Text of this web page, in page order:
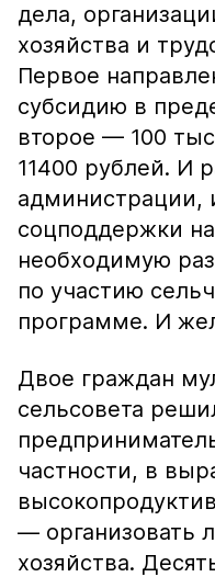
дела,
хозяйства и
Первое
субсидию в
второе — 100
11400 рублей. И
администрации,
соцподдержки
необходимую
по участию
программе. И
Двое граждан
сельсовета
частности, в
— организовать
хозяйства.